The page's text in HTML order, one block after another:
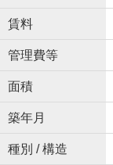
賃料
管理費等
面積
築年月
種別 / 構造